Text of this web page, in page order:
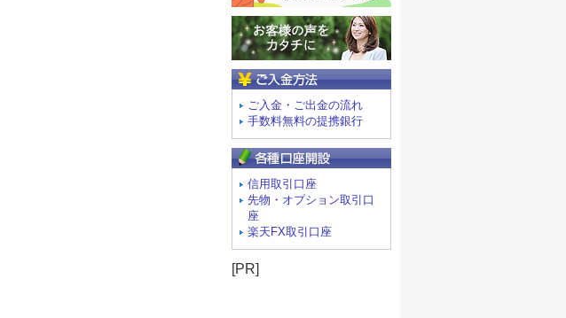
ご入金・ご出金の流れ
手数料無料の提携銀行
信用取引口座
先物・オプション取引口
座
楽天FX取引口座
[PR]